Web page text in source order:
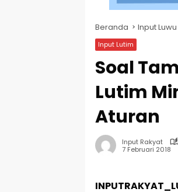
Beranda Input
Input Lutim
Soal
Lutim
Aturan
Input Rakyat
7 Februari 2018